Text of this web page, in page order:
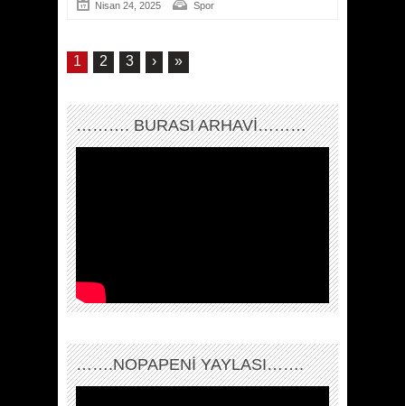
Nisan 24, 2025 Spor
1 2 3 › »
………. BURASI ARHAVİ………
…….NOPAPENİ YAYLASI…….